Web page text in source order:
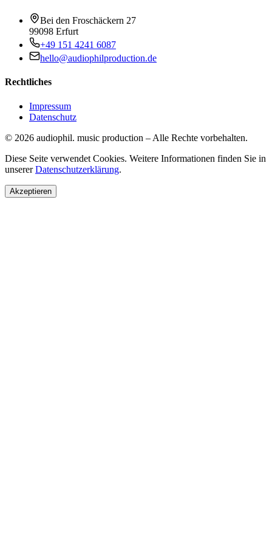
Bei den Froschäckern 27
99098 Erfurt
+49 151 4241 6087
hello@audiophilproduction.de
Rechtliches
Impressum
Datenschutz
© 2026 audiophil. music production – Alle Rechte vorbehalten.
Diese Seite verwendet Cookies. Weitere Informationen finden Sie in
unsererDatenschutzerklärung.
Akzeptieren